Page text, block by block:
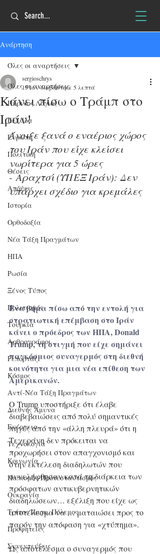
Ανάρτηση
Όλες οι αναρτήσεις
Πύρινος Λόγιος
Ελλάδα
Ευρώπη
Πολιτική
Θέσεις
Απόψεις
Ιστορία
Ορθοδοξία
Νέα Τάξη Πραγμάτων
ΗΠΑ
Ρωσία
Ξένος Τύπος
Πολιτισμός
Τουρκία
Αρθρογράφοι
Ρεπορτάζ
Κόσμος
Αντί-Νέα Τάξη Πραγμάτων
Διεθνής Άμυνα
Ενέργεια
Τεχνολογία
Κοινωνία
Παπισμός-Προτεσταντισμός
Ουκρανία
Τρίτος Παγκ. Πόλεμος
Προφητείες
Συνεντεύξεις
Όλες οι αναρτήσεις
Kάνει πίσω ο Τράμπ στο
Ιράν!
sergioschrys
15 Ιανδιαβάστηκε 5 λεπτά
Άνοιξε ξανά ο εναέριος χώρος
του Ιράν που είχε κλείσει
νωρίτερα για 5 ώρες
- Aραχτσί (ΥΠΕΞ Ιράν): Δεν
υπάρχει σχέδιο για κρεμάλες
Ένα βήμα πίσω από την εντολή για
στρατιωτική επέμβαση στο Ιράν
κάνει ο πρόεδρος των ΗΠΑ, Donald
Trump, τη στιγμή που είχε σημάνει
παγκόσμιος συναγερμός στη διεθνή
κοινότητα για μια νέα επίθεση των
Αμερικανών.
Ο Trump υποστήριξε ότι έλαβε
διαβεβαιώσεις από πολύ σημαντικές
πηγές από την «άλλη πλευρά» ότι η
Τεχεράνη δεν πρόκειται να
προχωρήσει στον απαγχονισμό και
στην εκτέλεση διαδηλωτών που
συνελήφθησαν κατά τη διάρκεια των
πρόσφατων αντικυβερνητικών
διαδηλώσεων… εξέλιξη που είχε ως
αποτέλεσμα να … ματαιώσει προς το
παρόν την απόφαση για «χτύπημα».
Ως αποτέλεσμα ο συναγερμός που